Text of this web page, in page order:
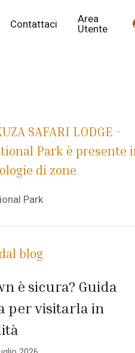
Contattaci Area
Utente
SAFARI LODGE -
Park è presente
di zone
Park
blog
è sicura? Guida
per visitarla in